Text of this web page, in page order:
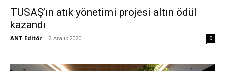
TUSAŞ’ın atık yönetimi projesi altın ödül
kazandı
ANT Editör - 2 Aralık 2020 0